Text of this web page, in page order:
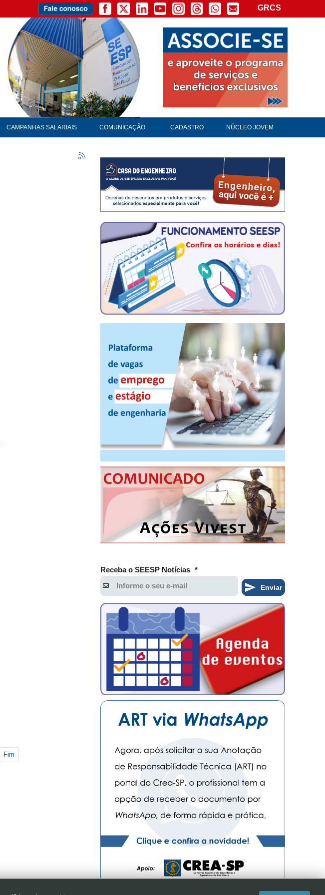
GRCS
CAMPANHAS SALARIAIS COMUNICAÇÃO CADASTRO NÚCLEO JOVEM
Fim
Receba o SEESP Notícias *
Enviar